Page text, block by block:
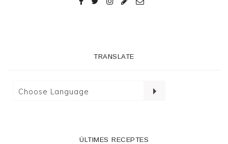
TRANSLATE
ÚLTIMES RECEPTES